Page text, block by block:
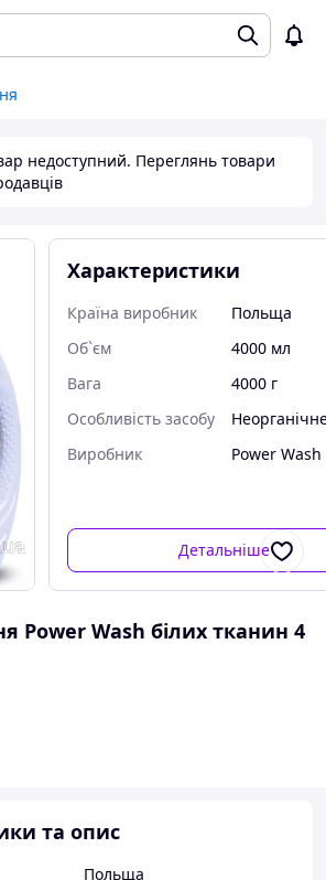
недоступний. Переглянь товари
Характеристики
Країна виробник
Польща
Об`єм
4000 мл
Вага
4000 г
Особливість засобу
Виробник
Power Wash
Детальніше
Power Wash білих тканин 4
та опис
Польща